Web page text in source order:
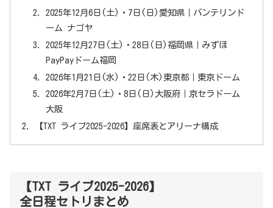
2025年12月6日(土)・7日(日)愛知県｜バンテリンド
ーム ナゴヤ
2025年12月27日(土)・28日(日)福岡県｜みずほ
PayPayドーム福岡
2026年1月21日(水)・22日(木)東京都｜東京ドーム
2026年2月7日(土)・8日(日)大阪府｜京セラドーム
大阪
【TXT ライブ2025-2026】座席表とアリーナ構成
【TXT ライブ2025-2026】
全日程セトリまとめ